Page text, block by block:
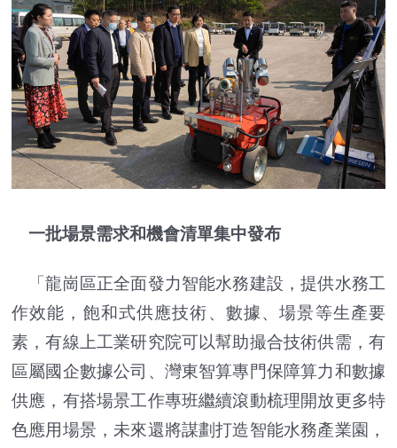
一批場景需求和機會清單集中發布
「龍崗區正全面發力智能水務建設，提供水務工
作效能，飽和式供應技術、數據、場景等生產要
素，有線上工業研究院可以幫助撮合技術供需，有
區屬國企數據公司、灣東智算專門保障算力和數據
供應，有搭場景工作專班繼續滾動梳理開放更多特
色應用場景，未來還將謀劃打造智能水務產業園，